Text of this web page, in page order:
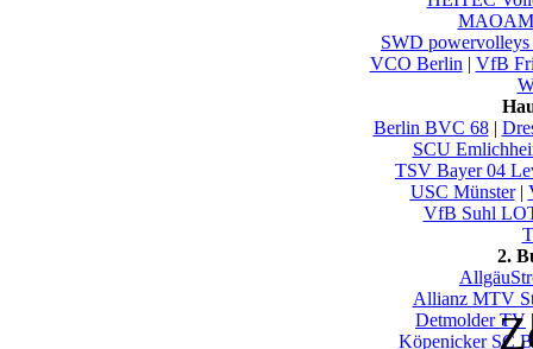
SWD
VCO Berlin | VfB
Berlin BVC 68|
SCU
TSV Bayer 04
USC Münster|
VfB Suhl
2.
Allianz MTV
Detmolder TV
Köpenicker SC